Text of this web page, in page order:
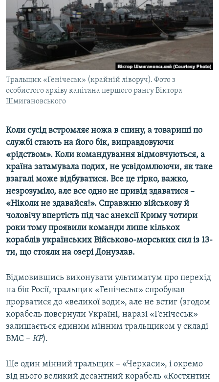
ДЕПОРТАЦІЯ
ВІДЕОУРОКИ «ELIFBE»
СВІДЧЕННЯ ОКУПАЦІЇ
УКРАЇНСЬКА ПРОБЛЕМА КРИМУ
ІНФОГРАФІКА
ЯК ОБІЙТИ БЛОКУВАННЯ
Русский
Qırımtatar
ДОЛУЧАЙСЯ!
Усі сайти RFE/RL
Тральщик «Генічеськ» (крайній ліворуч). Фото з
особистого архіву капітана першого рангу Віктора
Шмигановського
Коли сусід встромляє ножа в спину, а товариші по
службі стають на його бік, виправдовуючи
«рідством». Коли командування відмовчуються, а
країна затамувала подих, не усвідомлюючи, як таке
взагалі може відбуватися. Все це гірко, важко,
незрозуміло, але все одно не привід здаватися –​
«Ніколи не здавайся!». Справжню військову й
чоловічу впертість під час анексії Криму чотири
роки тому проявили команди лише кількох
кораблів українських Військово-морських сил із 13-
ти, що стояли на озері Донузлав.
Відмовившись виконувати ультиматум про перехід
на бік Росії, тральщик «Генічеськ» спробував
прорватися до «великої води», але не встиг (згодом
корабель повернули Україні, наразі «Генічеськ»
залишається єдиним мінним тральщиком у складі
ВМС – КР).
Ще один мінний тральщик – «Черкаси», і окремо
від нього великий десантний корабель «Костянтин